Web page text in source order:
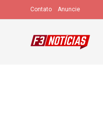
Contato Anuncie